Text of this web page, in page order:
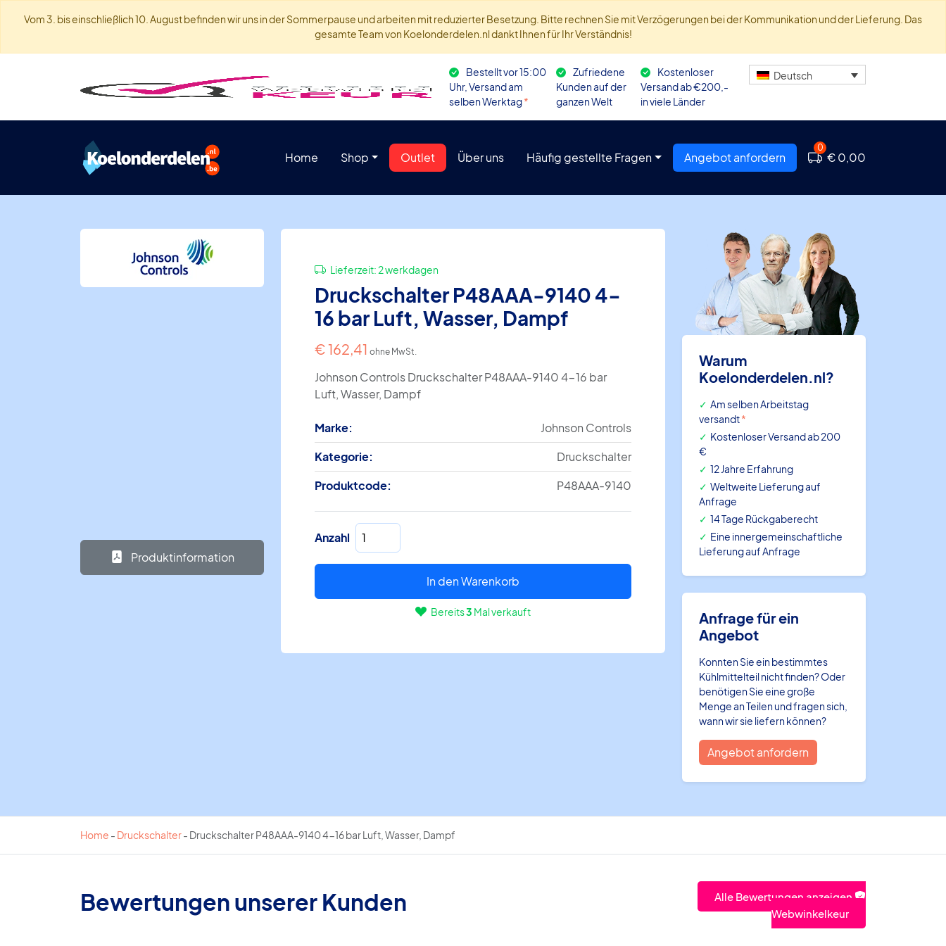
Vom 3. bis einschließlich 10. August befinden wir uns in der Sommerpause und arbeiten mit reduzierter Besetzung. Bitte rechnen Sie mit Verzögerungen bei der Kommunikation und der Lieferung. Das
gesamte Team von Koelonderdelen.nl dankt Ihnen für Ihr Verständnis!
Bestellt vor 15:00
Uhr, Versand am
selben Werktag*
Zufriedene
Kunden auf der
ganzen Welt
Kostenloser
Versand ab €200,-
in viele Länder
Deutsch
Home Shop Outlet Über uns Häufig gestellte Fragen Angebot anfordern
0
€ 0,00
Produktinformation
Lieferzeit:2 werkdagen
Druckschalter P48AAA-9140 4-
16 bar Luft, Wasser, Dampf
€162,41 ohne MwSt.
Johnson Controls Druckschalter P48AAA-9140 4-16 bar
Luft, Wasser, Dampf
Marke:
Johnson Controls
Kategorie:
Druckschalter
Produktcode:
P48AAA-9140
Anzahl Druckschalter
P48AAA-
9140
16
In den Warenkorb
Bereits3 Mal verkauft
Warum
Koelonderdelen.nl?
Am selben Arbeitstag
versandt*
Kostenloser Versand ab 200
€
12 Jahre Erfahrung
Weltweite Lieferung auf
Anfrage
14 Tage Rückgaberecht
Eine innergemeinschaftliche
Lieferung auf Anfrage
Anfrage für ein
Angebot
Konnten Sie ein bestimmtes
Kühlmittelteil nicht finden? Oder
benötigen Sie eine große
Menge an Teilen und fragen sich,
wann wir sie liefern können?
Angebot anfordern
Home - Druckschalter- Druckschalter P48AAA-9140 4-16 bar Luft, Wasser, Dampf
Bewertungen unserer Kunden
Alle Bewertungen anzeigen
Webwinkelkeur